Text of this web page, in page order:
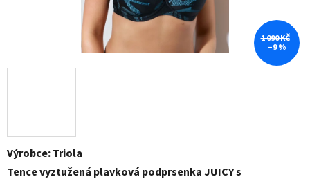
Výrobce: Triola
Tence vyztužená plavková podprsenka JUICY s
1 090 KČ
–9 %